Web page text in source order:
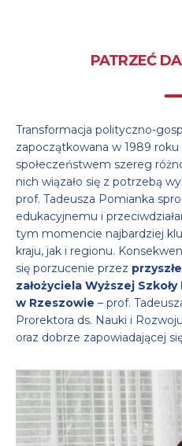
PATRZEĆ
Transformacja polityczno-
zapoczątkowana w 1989 roku
społeczeństwem szereg
nich wiązało się z potrzebą
prof. Tadeusza Pomianka
edukacyjnemu i
tym momencie najbardziej
kraju, jak i regionu.
się porzucenie przez
założyciela Wyższej
w Rzeszowie – prof.
Prorektora ds. Nauki i
oraz dobrze zapowiadającej